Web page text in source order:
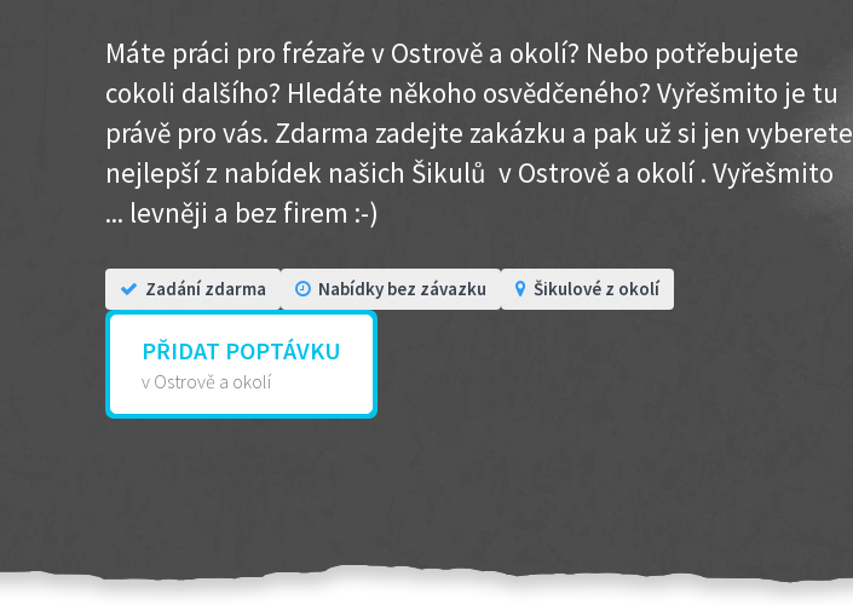
Máte práci pro frézaře v Ostrově a okolí? Nebo potřebujete
cokoli dalšího? Hledáte někoho osvědčeného? Vyřešmito je tu
právě pro vás. Zdarma zadejte zakázku a pak už si jen vyberete
nejlepší z nabídek našich Šikulů v Ostrově a okolí . Vyřešmito
... levněji a bez firem :-)
Zadání zdarma Nabídky bez závazku Šikulové z okolí
PŘIDAT POPTÁVKU
v Ostrově a okolí